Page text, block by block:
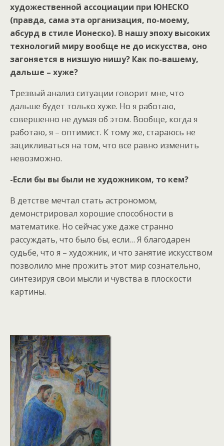
художественной ассоциации при ЮНЕСКО
(правда, сама эта организация, по-моему,
абсурд в стиле Ионеско). В нашу эпоху высоких
технологий миру вообще не до искусства, оно
загоняется в низшую нишу? Как по-вашему,
дальше – хуже?
Трезвый анализ ситуации говорит мне, что
дальше будет только хуже. Но я работаю,
совершенно не думая об этом. Вообще, когда я
работаю, я – оптимист. К тому же, стараюсь не
зацикливаться на том, что все равно изменить
невозможно.
-Если бы вы были не художником, то кем?
В детстве мечтал стать астрономом,
демонстрировал хорошие способности в
математике. Но сейчас уже даже странно
рассуждать, что было бы, если… Я благодарен
судьбе, что я – художник, и что занятие искусством
позволило мне прожить этот мир сознательно,
синтезируя свои мысли и чувства в плоскости
картины.